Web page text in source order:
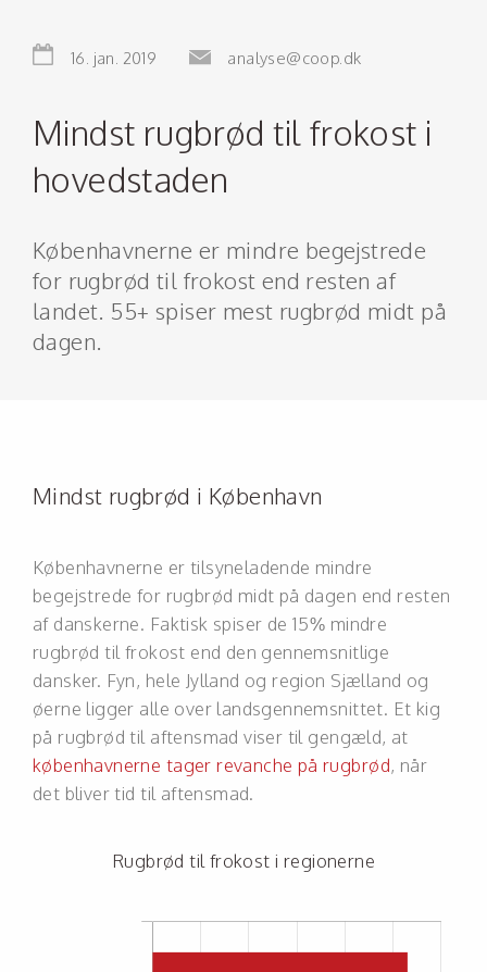
16. jan. 2019 analyse@coop.dk
Mindst rugbrød til frokost i
hovedstaden
Københavnerne er mindre begejstrede
for rugbrød til frokost end resten af
landet. 55+ spiser mest rugbrød midt på
dagen.
Mindst rugbrød i København
Københavnerne er tilsyneladende mindre
begejstrede for rugbrød midt på dagen end resten
af danskerne. Faktisk spiser de 15% mindre
rugbrød til frokost end den gennemsnitlige
dansker. Fyn, hele Jylland og region Sjælland og
øerne ligger alle over landsgennemsnittet. Et kig
på rugbrød til aftensmad viser til gengæld, at
københavnerne tager revanche på rugbrød, når
det bliver tid til aftensmad.
Rugbrød til frokost i regionerne